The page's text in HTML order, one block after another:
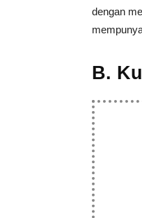
dengan
B.